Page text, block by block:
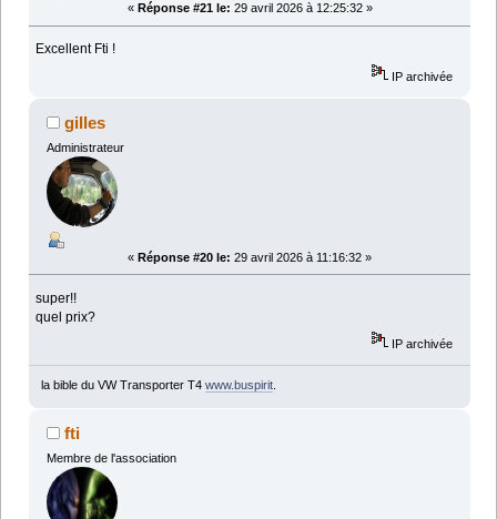
« Réponse #21 le: 29 avril 2026 à 12:25:32 »
Excellent Fti !
IP archivée
gilles
Administrateur
« Réponse #20 le: 29 avril 2026 à 11:16:32 »
super!!
quel prix?
IP archivée
la bible du VW Transporter T4 www.buspirit.
fti
Membre de l'association